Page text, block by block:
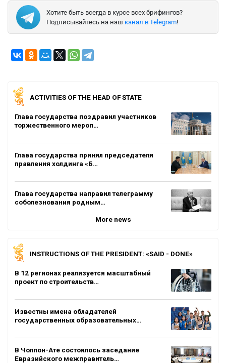
Хотите быть всегда в курсе всех брифингов?
Подписывайтесь на наш канал в Telegram!
ACTIVITIES OF THE HEAD OF STATE
Глава государства поздравил участников
торжественного мероп…
Глава государства принял председателя
правления холдинга «Б…
Глава государства направил телеграмму
соболезнования родным…
More news
INSTRUCTIONS OF THE PRESIDENT: «SAID - DONE»
В 12 регионах реализуется масштабный
проект по строительств…
Известны имена обладателей
государственных образовательных…
В Чолпон-Ате состоялось заседание
Евразийского межправитель…